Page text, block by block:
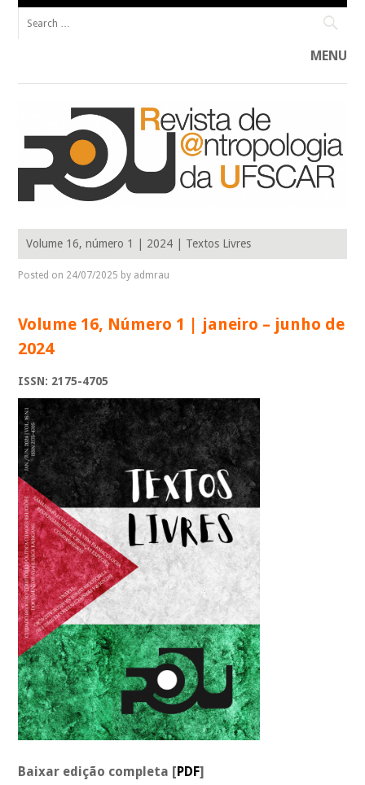
MENU
Skip to content
R@U: REVISTA DE ANTROPOLOGIA
DA UFSCAR
Federal de São Carlos (PPGAS–UFSCar).
Volume 16, número 1 | 2024 | Textos Livres
Posted on 24/07/2025 by admrau
Volume 16, Número 1 | janeiro – junho de
2024
ISSN: 2175-4705
Baixar edição completa [ PDF]